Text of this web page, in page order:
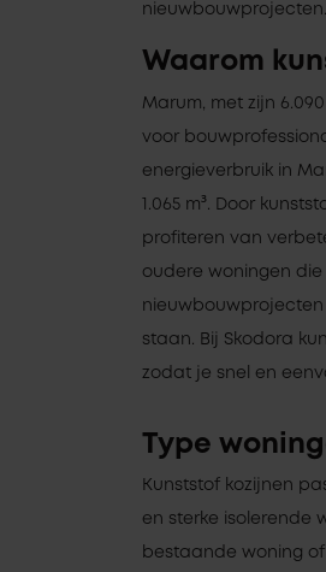
nieuwbouwprojecten.
Waarom
Marum, met zijn
voor
energieverbruik in
1.065 m³. Door
profiteren van
oudere woningen
staan. Bij Skodora
zodat je snel en
Type
Kunststof kozijnen
en sterke isolerende
bestaande woning